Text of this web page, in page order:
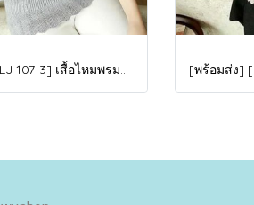
[พร้อมส่ง] [LJ-107-3] เสื้อไหมพรมลองจอนแบบกลมลายบัวสีเทา ด้านในซับขนวูลกันหนาว แขนยาว ใส่ติดลบได้ค่ะ(copy)